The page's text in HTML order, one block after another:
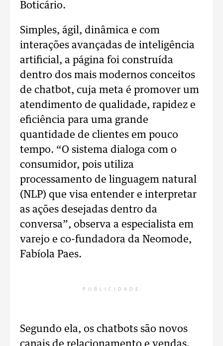
Boticário.
Simples, ágil, dinâmica e com
interações avançadas de inteligência
artificial, a página foi construída
dentro dos mais modernos conceitos
de chatbot, cuja meta é promover um
atendimento de qualidade, rapidez e
eficiência para uma grande
quantidade de clientes em pouco
tempo. “O sistema dialoga com o
consumidor, pois utiliza
processamento de linguagem natural
(NLP) que visa entender e interpretar
as ações desejadas dentro da
conversa”, observa a especialista em
varejo e co-fundadora da Neomode,
Fabíola Paes.
PUBLICIDADE
Segundo ela, os chatbots são novos
canais de relacionamento e vendas.